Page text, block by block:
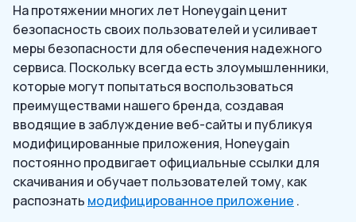
На протяжении многих лет Honeygain ценит
безопасность своих пользователей и усиливает
меры безопасности для обеспечения надежного
сервиса. Поскольку всегда есть злоумышленники,
которые могут попытаться воспользоваться
преимуществами нашего бренда, создавая
вводящие в заблуждение веб-сайты и публикуя
модифицированные приложения, Honeygain
постоянно продвигает официальные ссылки для
скачивания и обучает пользователей тому, как
распознать модифицированное приложение .